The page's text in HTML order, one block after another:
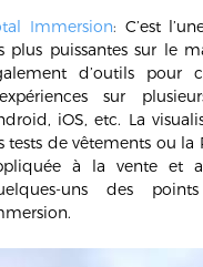
Immersion: C’est
plus puissantes sur le
d’outils pour
sur
iOS, etc. La
tests de vêtements ou
à la vente et
uns des